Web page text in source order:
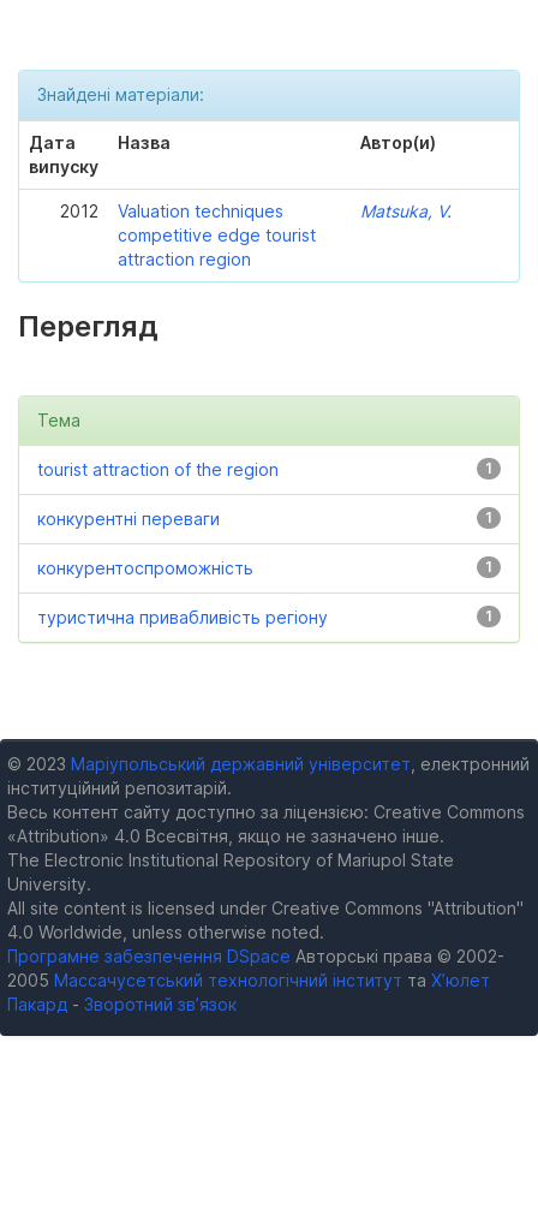
Знайдені матеріали:
Дата
випуску
Назва Автор(и)
2012
Valuation techniques
competitive edge tourist
attraction region
Matsuka, V.
Перегляд
Тема
1
tourist attraction of the region
1
конкурентні переваги
1
конкурентоспроможність
1
туристична привабливість регіону
© 2023 Маріупольський державний університет , електронний
інституційний репозитарій.
Весь контент сайту доступно за ліцензією: Creative Commons
«Attribution» 4.0 Всесвітня, якщо не зазначено інше.
The Electronic Institutional Repository of Mariupol State
University.
All site content is licensed under Creative Commons "Attribution"
4.0 Worldwide, unless otherwise noted.
Програмне забезпечення DSpace Авторські права © 2002-
2005 Массачусетський технологічний інститут та Х’юлет
Пакард - Зворотний зв’язок